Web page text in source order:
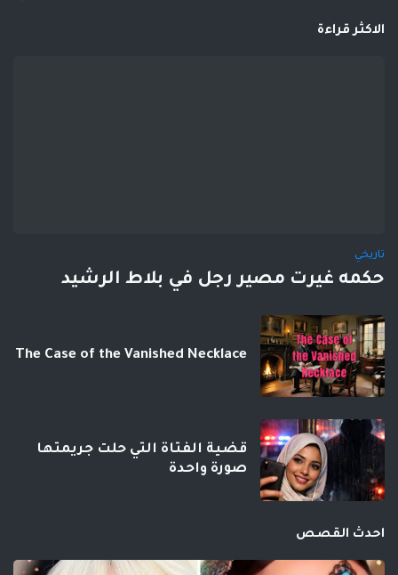
الاكثر قراءة
تاريخي
حكمه غيرت مصير رجل في بلاط الرشيد
The Case of the Vanished Necklace
قضية الفتاة التي حلت جريمتها
صورة واحدة
احدث القصص